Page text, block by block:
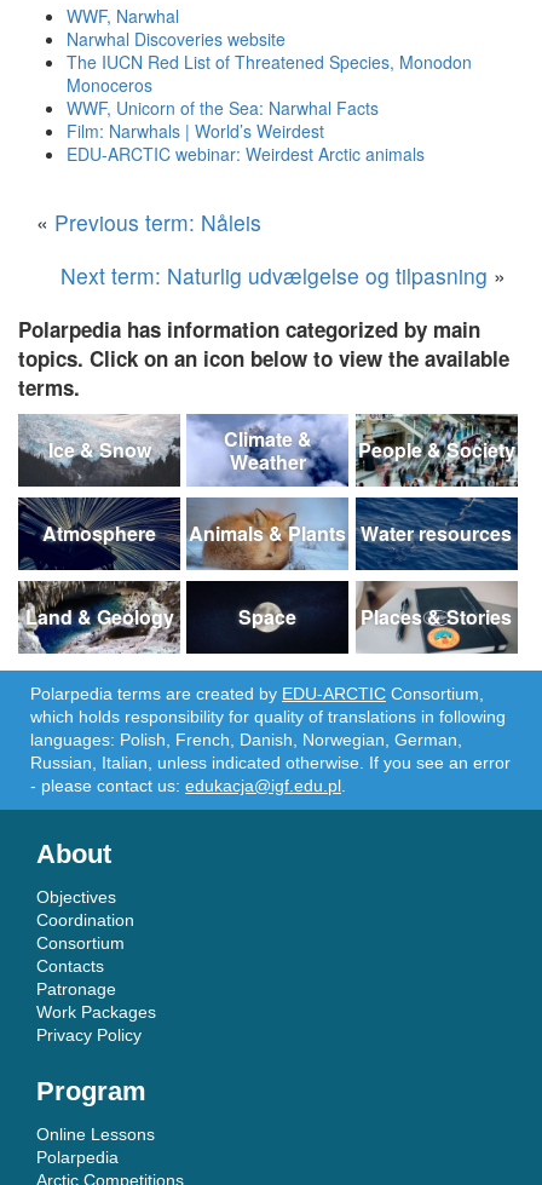
WWF, Narwhal
Narwhal Discoveries website
The IUCN Red List of Threatened Species, Monodon
Monoceros
WWF, Unicorn of the Sea: Narwhal Facts
Film: Narwhals | World’s Weirdest
EDU-ARCTIC webinar: Weirdest Arctic animals
« Previous term: Nåleis
Next term: Naturlig udvælgelse og tilpasning »
Polarpedia has information categorized by main
topics. Click on an icon below to view the available
terms.
Ice & Snow
Climate &
Weather
People & Society
Atmosphere Animals & Plants Water resources
Land & Geology Space Places & Stories
Polarpedia terms are created by EDU-ARCTIC Consortium,
which holds responsibility for quality of translations in following
languages: Polish, French, Danish, Norwegian, German,
Russian, Italian, unless indicated otherwise. If you see an error
- please contact us: edukacja@igf.edu.pl
About
Objectives
Coordination
Consortium
Contacts
Patronage
Work Packages
Privacy Policy
Program
Online Lessons
Polarpedia
Arctic Competitions